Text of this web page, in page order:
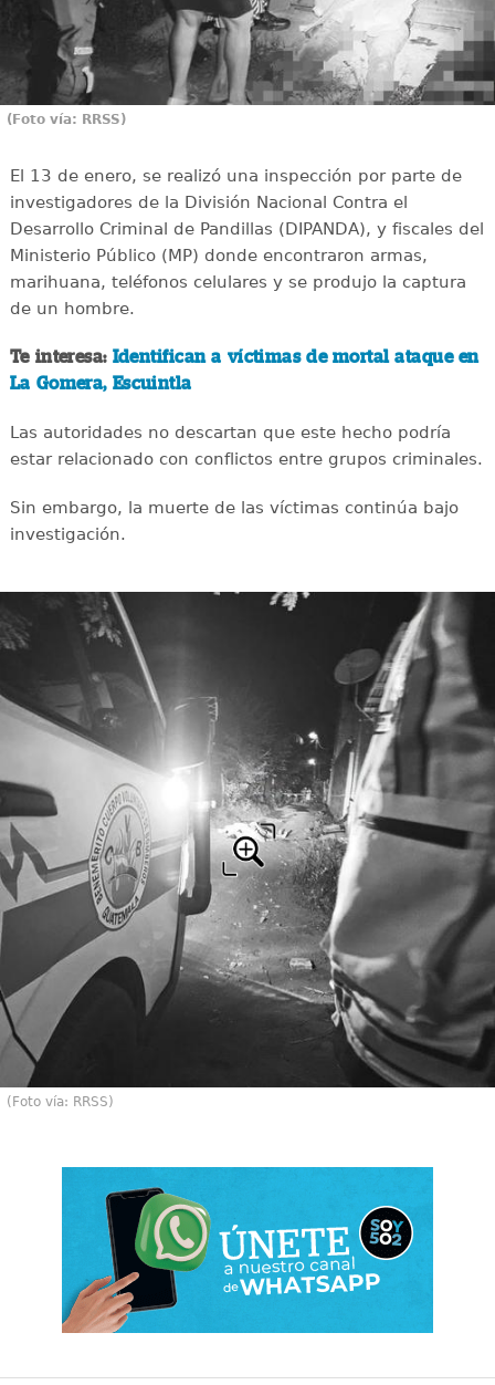
(Foto vía: RRSS)
El 13 de enero, se realizó una inspección por parte de
investigadores de la División Nacional Contra el
Desarrollo Criminal de Pandillas (DIPANDA), y fiscales del
Ministerio Público (MP) donde encontraron armas,
marihuana, teléfonos celulares y se produjo la captura
de un hombre.
Te interesa: Identifican a víctimas de mortal ataque en
La Gomera, Escuintla
Las autoridades no descartan que este hecho podría
estar relacionado con conflictos entre grupos criminales.
Sin embargo, la muerte de las víctimas continúa bajo
investigación.
(Foto vía: RRSS)